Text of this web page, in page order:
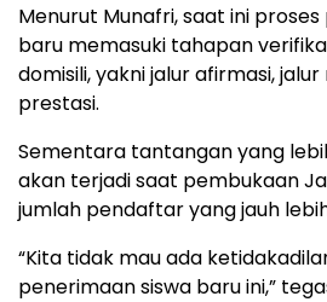
Menurut Munafri, saat ini
baru memasuki tahapan
domisili, yakni jalur afirmasi,
prestasi.
Sementara tantangan yang
akan terjadi saat pembukaan
jumlah pendaftar yang jauh
“Kita tidak mau ada
penerimaan siswa baru ini,”